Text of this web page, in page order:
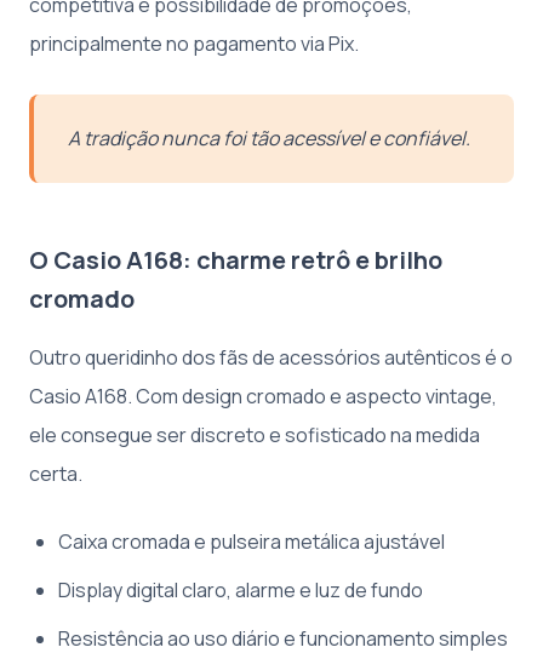
principalmente no pagamento via Pix.
A tradição nunca foi tão acessível e confiável.
O Casio A168: charme retrô e brilho
cromado
Outro queridinho dos fãs de acessórios autênticos é o
Casio A168. Com design cromado e aspecto vintage,
ele consegue ser discreto e sofisticado na medida
certa.
Caixa cromada e pulseira metálica ajustável
Display digital claro, alarme e luz de fundo
Resistência ao uso diário e funcionamento simples